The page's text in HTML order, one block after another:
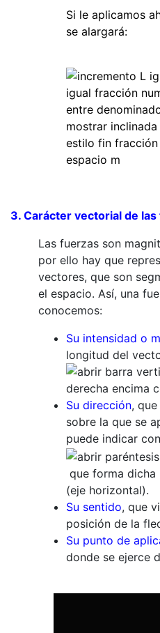
Si le aplicamos
se alargará:
3. Carácter vectorial de
Las fuerzas son
por ello hay que
vectores, que son
el espacio. Así, una
conocemos:
Su intensidad o
longitud del
Su dirección,
sobre la que se
puede indicar
que forma dicha
(eje horizontal).
Su sentido, que
posición de la
Su punto de
donde se ejerce